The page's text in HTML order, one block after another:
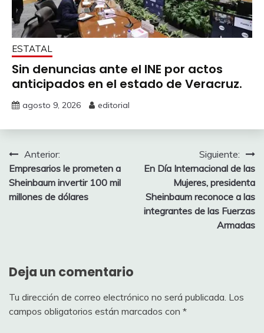
ESTATAL
Sin denuncias ante el INE por actos
anticipados en el estado de Veracruz.
agosto 9, 2026 editorial
Navegación
de
entradas
Anterior:
Empresarios le prometen a
Sheinbaum invertir 100 mil
millones de dólares
Siguiente:
En Día Internacional de las
Mujeres, presidenta
Sheinbaum reconoce a las
integrantes de las Fuerzas
Armadas
Deja un comentario
Tu dirección de correo electrónico no será publicada. Los
campos obligatorios están marcados con *